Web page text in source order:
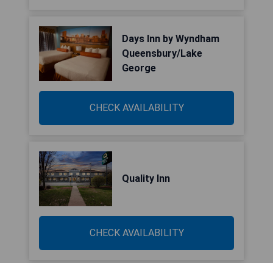
Days Inn by Wyndham
Queensbury/Lake
George
CHECK AVAILABILITY
Quality Inn
CHECK AVAILABILITY